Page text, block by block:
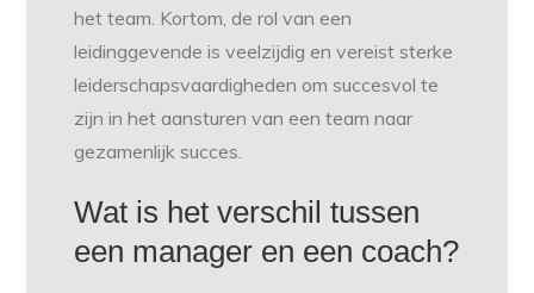
het team. Kortom, de rol van een
leidinggevende is veelzijdig en vereist sterke
leiderschapsvaardigheden om succesvol te
zijn in het aansturen van een team naar
gezamenlijk succes.
Wat is het verschil tussen
een manager en een coach?